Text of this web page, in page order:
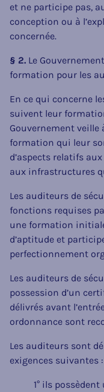
et ne participe pas,
conception ou à
concernée.
§ 2. Le
formation pour les
En ce qui concerne
suivent leur
Gouvernement veille
formation qui leur
d’aspects relatifs
aux infrastructures
Les auditeurs de
fonctions requises
une formation
d’aptitude et
perfectionnement
Les auditeurs de
possession d’un
délivrés avant
ordonnance sont
Les auditeurs sont
exigences suivantes :
1° ils